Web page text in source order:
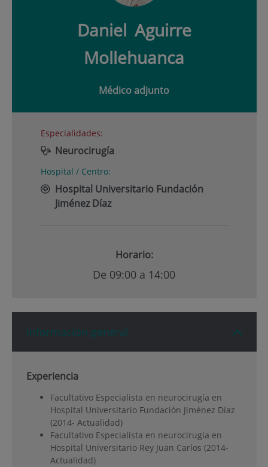
Daniel Aguirre
Mollehuanca
Médico adjunto
Especialidades:
Neurocirugía
Hospital / Centro:
Hospital Universitario Fundación
Jiménez Díaz
Horario:
De 09:00 a 14:00
Información general
Experiencia
Facultativo Especialista en neurocirugía en
Hospital Universitario Fundación Jiménez Díaz
(2014- Actualidad)
Facultativo Especialista en neurocirugía en
Hospital Universitario Rey Juan Carlos (2014-
Actualidad)